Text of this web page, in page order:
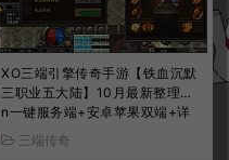
XO三端引擎传奇手游【铁血沉默
三职业五大陆】10月最新整理Wi
n一键服务端+安卓苹果双端+详
细搭建教程
三端传奇